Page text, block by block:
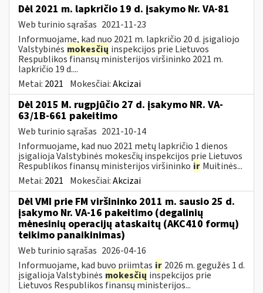
Dėl 2021 m. lapkričio 19 d. įsakymo Nr. VA-81
Web turinio sąrašas 2021-11-23
Informuojame, kad nuo 2021 m. lapkričio 20 d. įsigaliojo
Valstybinės mokesčių inspekcijos prie Lietuvos
Respublikos finansų ministerijos viršininko 2021 m.
lapkričio 19 d....
Metai: 2021 Mokesčiai:Akcizai
Dėl 2015 M. rugpjūčio 27 d. įsakymo NR. VA-
63/1B-661 pakeitimo
Web turinio sąrašas 2021-10-14
Informuojame, kad nuo 2021 metų lapkričio 1 dienos
įsigalioja Valstybinės mokesčių inspekcijos prie Lietuvos
Respublikos finansų ministerijos viršininko ir Muitinės...
Metai: 2021 Mokesčiai:Akcizai
Dėl VMI prie FM viršininko 2011 m. sausio 25 d.
įsakymo Nr. VA-16 pakeitimo (degalinių
mėnesinių operacijų ataskaitų (AKC410 formų)
teikimo panaikinimas)
Web turinio sąrašas 2026-04-16
Informuojame, kad buvo priimtas ir 2026 m. gegužės 1 d.
įsigalioja Valstybinės mokesčių inspekcijos prie
Lietuvos Respublikos finansų ministerijos...